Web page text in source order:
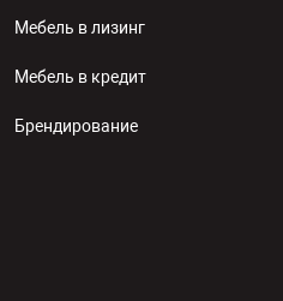
Мебель в лизинг
Мебель в кредит
Брендирование